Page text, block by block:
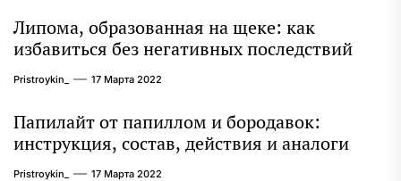
Липома, образованная на щеке: как
избавиться без негативных последствий
Pristroykin_ 17 Марта 2022
Папилайт от папиллом и бородавок:
инструкция, состав, действия и аналоги
Pristroykin_ 17 Марта 2022